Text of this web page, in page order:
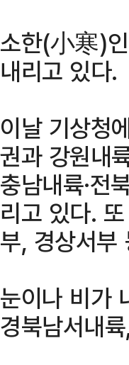
소한(小寒)
내리고 있다.
이날 기상청
권과 강원내
충남내륙·전
리고 있다.
부, 경상서부
눈이나 비가
경북남서내